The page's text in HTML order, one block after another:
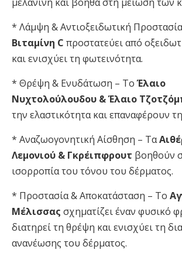
* Λάμψη & Αντιοξειδωτική
Βιταμίνη C προστατεύει από
και ενισχύει τη φωτεινότητα.
* Θρέψη & Ενυδάτωση – ΤοΈλαιο
Νυχτολούλουδου & Έλαιο
την ελαστικότητα και επαναφέρουν
* Αναζωογονητική Αίσθηση – Τα
Λεμονιού & Γκρέιπφρουτ βοηθούν
ισορροπία του τόνου του δέρματος.
* Προστασία & Αποκατάσταση – Το
Μέλισσας σχηματίζει έναν φυσικό
διατηρεί τη θρέψη και ενισχύει τη
ανανέωσης του δέρματος.